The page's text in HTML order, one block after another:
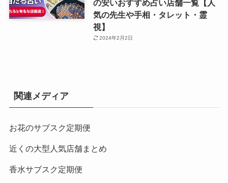
の安いおすすめ占い店舗一覧【人
気の先生や手相・タレット・霊
視】
2024年2月2日
関連メディア
お花のサブスク定期便
近くの大型人気店舗まとめ
香水サブスク定期便